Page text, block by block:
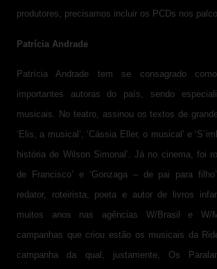
produtores, precisamos incluir os PCDs nos
Patrícia Andrade
Patrícia Andrade tem se consagrado
importantes autoras do país, sendo
musicais. No teatro, assinou os textos de
‘Elis, a musical’, ‘Cássia Eller, o musical’ e
história de Wilson Simonal’. Já no cinema, foi
de Francisco’ e ‘Gonzaga – de pai para
redator, roteirista, poeta e autor de livros
muitos anos nas agências W/Brasil e W/
campanhas que criou estão os musicais da
campanha da qual, justamente, Os